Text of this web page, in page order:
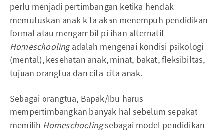
perlu menjadi pertimbangan ketika hendak
memutuskan anak kita akan menempuh pendidikan
formal atau mengambil pilihan alternatif
Homeschoolingadalah mengenai kondisi psikologi
(mental), kesehatan anak, minat, bakat, fleksibiltas,
tujuan orangtua dan cita-cita anak.
Sebagai orangtua, Bapak/Ibu harus
mempertimbangkan banyak hal sebelum sepakat
memilih Homeschoolingsebagai model pendidikan